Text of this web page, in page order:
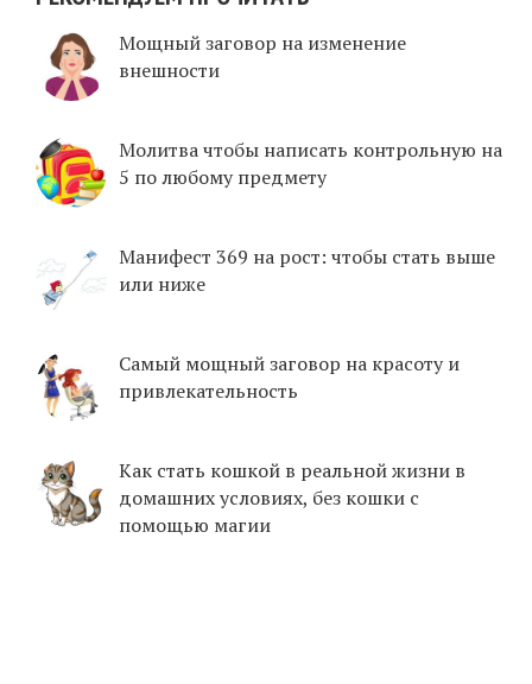
Мощный заговор на изменение
внешности
Молитва чтобы написать контрольную на
5 по любому предмету
Манифест 369 на рост: чтобы стать выше
или ниже
Самый мощный заговор на красоту и
привлекательность
Как стать кошкой в реальной жизни в
домашних условиях, без кошки с
помощью магии